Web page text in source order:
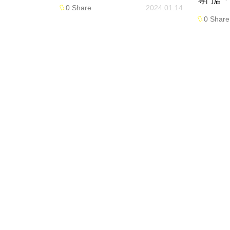
0 Share 2024.01.14
0 Share